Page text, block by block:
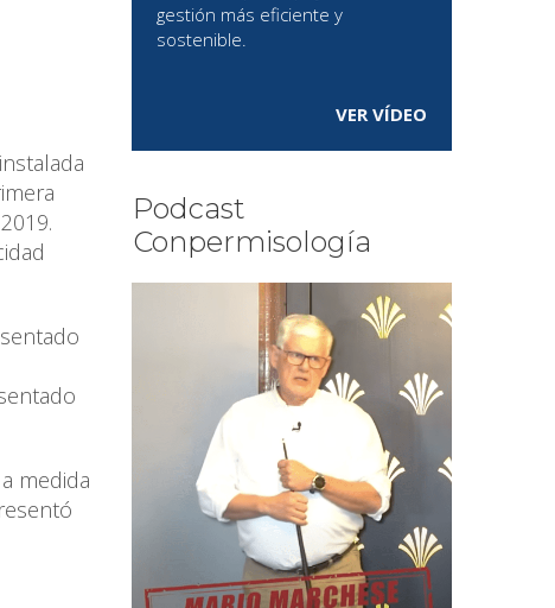
medida
gestión más eficiente y
sostenible.
VER VÍDEO
Podcast
Conpermisología